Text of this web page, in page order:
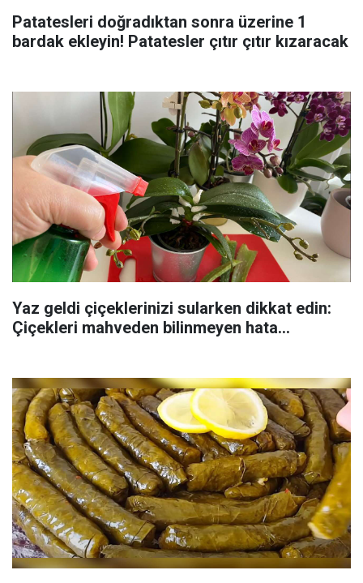
Patatesleri doğradıktan sonra üzerine 1
bardak ekleyin! Patatesler çıtır çıtır kızaracak
Yaz geldi çiçeklerinizi sularken dikkat edin:
Çiçekleri mahveden bilinmeyen hata...